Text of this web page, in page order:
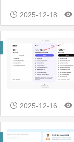
2025-12-18
2025-12-16